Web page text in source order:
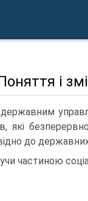
і
які
до державних
частиною